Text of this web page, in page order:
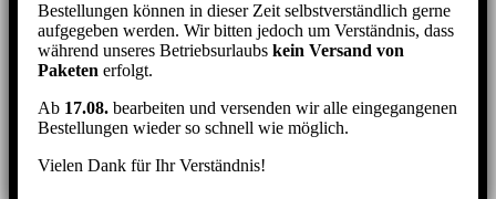
Bestellungen können in dieser Zeit selbstverständlich gerne
aufgegeben werden. Wir bitten jedoch um Verständnis, dass
während unseres Betriebsurlaubs kein Versand von
Paketen erfolgt.
Ab 17.08. bearbeiten und versenden wir alle eingegangenen
Bestellungen wieder so schnell wie möglich.
Vielen Dank für Ihr Verständnis!